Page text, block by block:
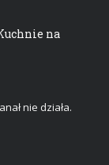
na
nie działa.